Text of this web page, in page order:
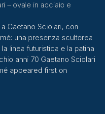
– ovale in acciaio e
Gaetano Sciolari, con
una presenza scultorea
linea futuristica e la patina
anni 70 Gaetano Sciolari
appeared first on